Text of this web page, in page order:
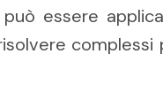
essere
complessi